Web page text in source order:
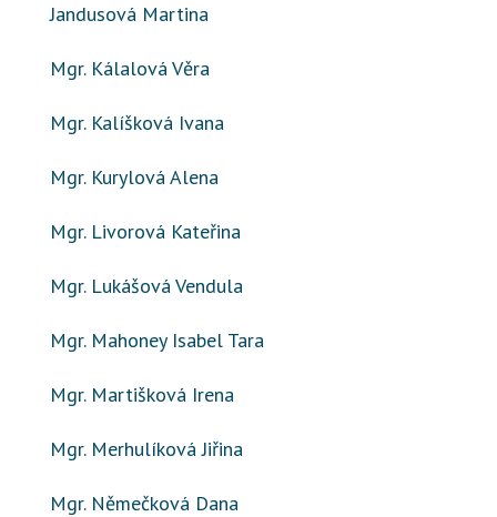
Jandusová Martina
Mgr. Kálalová Věra
Mgr. Kalíšková Ivana
Mgr. Kurylová Alena
Mgr. Livorová Kateřina
Mgr. Lukášová Vendula
Mgr. Mahoney Isabel Tara
Mgr. Martišková Irena
Mgr. Merhulíková Jiřina
Mgr. Němečková Dana